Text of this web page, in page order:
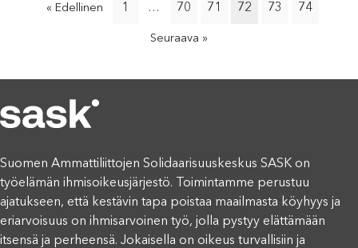
« Edellinen 1 … 70 71 72 73 74
Seuraava »
Suomen Ammattiliittojen Solidaarisuuskeskus SASK on
työelämän ihmisoikeusjärjestö. Toimintamme perustuu
ajatukseen, että kestävin tapa poistaa maailmasta köyhyys ja
eriarvoisuus on ihmisarvoinen työ, jolla pystyy elättämään
itsensä ja perheensä. Jokaisella on oikeus turvallisiin ja